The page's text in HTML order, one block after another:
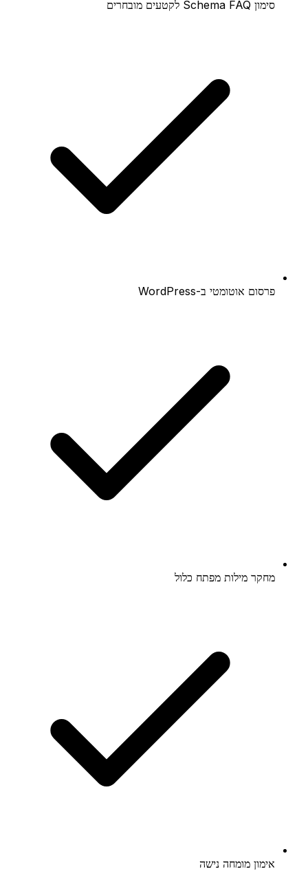
סימון Schema FAQ לקטעים מובחרים
פרסום אוטומטי ב-WordPress
מחקר מילות מפתח כלול
אימון מומחה נישה